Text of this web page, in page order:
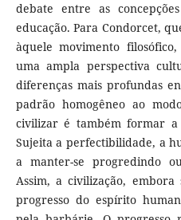
debate entre as
educação. Para Condorcet,
àquele movimento
uma ampla perspectiva
diferenças mais profundas
padrão homogêneo ao
civilizar é também formar
Sujeita a perfectibilidade, a
a manter-se progredindo
Assim, a civilização,
progresso do espírito